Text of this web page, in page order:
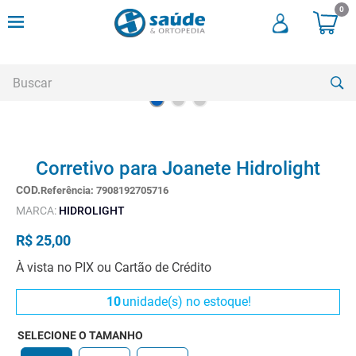
0
Corretivo para Joanete Hidrolight
Referência: 7908192705716
MARCA: HIDROLIGHT
R$25,00
À vista no PIX ou Cartão de Crédito
10unidade(s) no estoque!
SELECIONE O TAMANHO
andadores
2º
meia compressao
bota imobilizadora
imobilizador joelho
7º
cadeira rodas agile